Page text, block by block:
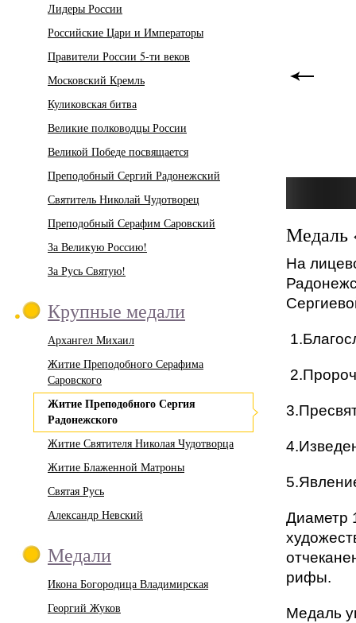
Лидеры России
Российские Цари и Императоры
Правители России 5-ти веков
Московский Кремль
Куликовская битва
Великие полководцы России
Великой Победе посвящается
Преподобный Сергий Радонежский
Святитель Николай Чудотворец
Преподобный Серафим Саровский
За Великую Россию!
За Русь Святую!
Крупные медали
Архангел Михаил
Житие Преподобного Серафима
Саровского
Житие Преподобного Сергия
Радонежского
Житие Святителя Николая Чудотворца
Житие Блаженной Матроны
Святая Русь
Александр Невский
Медали
Икона Богородица Владимирская
Георгий Жуков
Медаль
На
Диаметр
рифы.
Медаль